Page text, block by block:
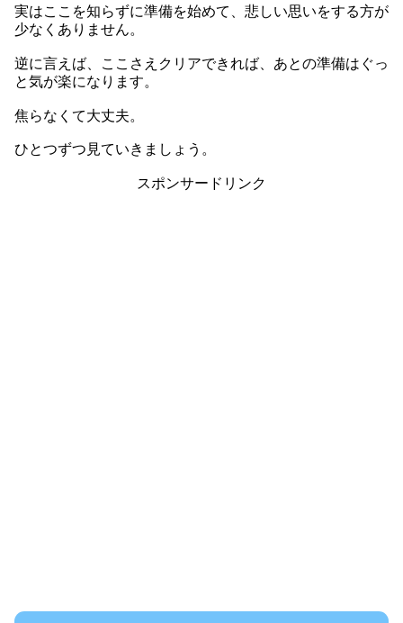
実はここを知らずに準備を始めて、悲しい思いをする方が
少なくありません。
逆に言えば、ここさえクリアできれば、あとの準備はぐっ
と気が楽になります。
焦らなくて大丈夫。
ひとつずつ見ていきましょう。
スポンサードリンク